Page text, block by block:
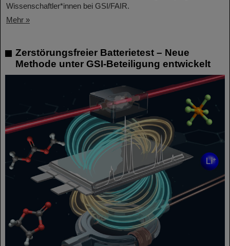
Wissenschaftler*innen bei GSI/FAIR.
Mehr »
Zerstörungsfreier Batterietest – Neue
Methode unter GSI-Beteiligung entwickelt